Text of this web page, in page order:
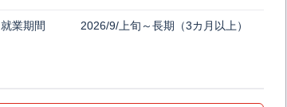
就業期間 2026/9/上旬～長期（3カ月以上）